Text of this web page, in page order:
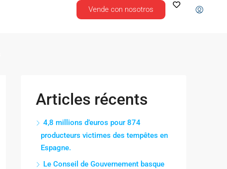
Vende con nosotros
Articles récents
4,8 millions d’euros pour 874
producteurs victimes des tempêtes en
Espagne.
Le Conseil de Gouvernement basque